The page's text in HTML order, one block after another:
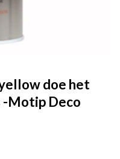
doe het
-Motip Deco